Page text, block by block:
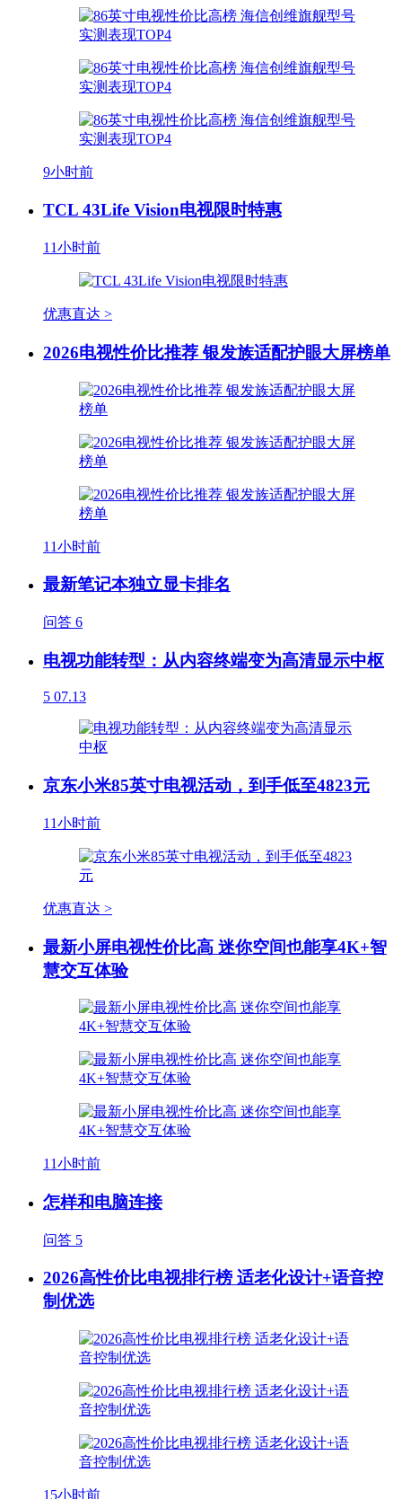
9小时前
TCL 43Life Vision电视限时特惠
11小时前
优惠直达 >
2026电视性价比推荐 银发族适配护眼大屏榜单
11小时前
最新笔记本独立显卡排名
问答 6
电视功能转型：从内容终端变为高清显示中枢
5 07.13
京东小米85英寸电视活动，到手低至4823元
11小时前
优惠直达 >
最新小屏电视性价比高 迷你空间也能享4K+智
慧交互体验
11小时前
怎样和电脑连接
问答 5
2026高性价比电视排行榜 适老化设计+语音控
制优选
15小时前